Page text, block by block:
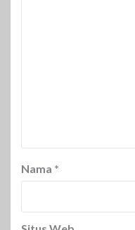
Nama *